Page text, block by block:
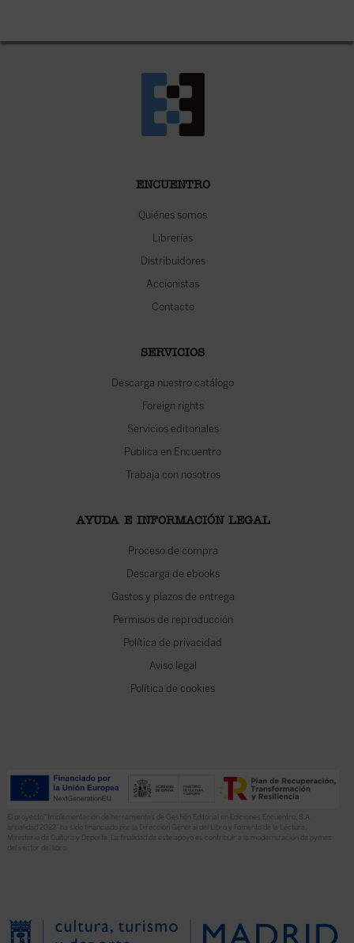
ENCUENTRO
Quiénes somos
Librerías
Distribuidores
Accionistas
Contacto
SERVICIOS
Descarga nuestro catálogo
Foreign rights
Servicios editoriales
Publica en Encuentro
Trabaja con nosotros
AYUDA E INFORMACIÓN LEGAL
Proceso de compra
Descarga de ebooks
Gastos y plazos de entrega
Permisos de reproducción
Política de privacidad
Aviso legal
Política de cookies
El proyecto “Implementación de herramientas de Gestión Editorial en Ediciones Encuentro, S.A.
anualidad 2022” ha sido financiado por la Dirección General del Libro y Fomento de la Lectura,
Ministerio de Cultura y Deporte. La finalidad de este apoyo es contribuir a la modernización de pymes
del sector del libro.